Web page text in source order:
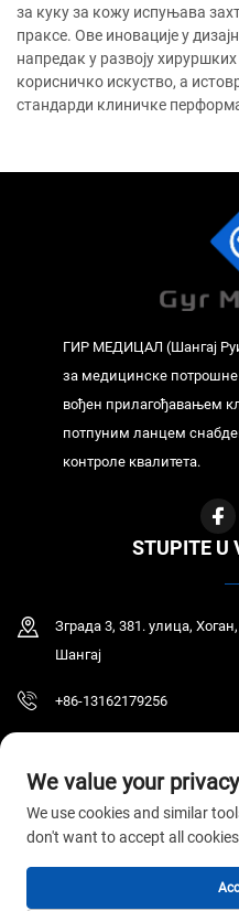
за куку за кожу испуњава
праксе. Ове иновације у
напредак у развоју
корисничко искуство, а
стандарди клиничке
ГИР МЕДИЦАЛ (Шангај
за медицинске потрошне
вођен прилагођавањем
потпуним ланцем
контроле квалитета.
STUPITE U
Зграда 3, 381. улица,
Шангај
+86-13162179256
Ауторско право © 2026 ГИР
We value your privacy
We use cookies and similar
don't want to accept all